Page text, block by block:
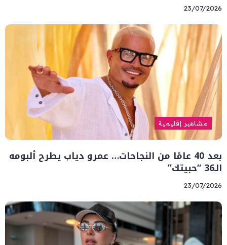
23/07/2026
مشاهير إقليمية
بعد 40 عامًا من النجاحات… عمرو دياب يطرح ألبومه
الـ36 “حبيتك”
23/07/2026